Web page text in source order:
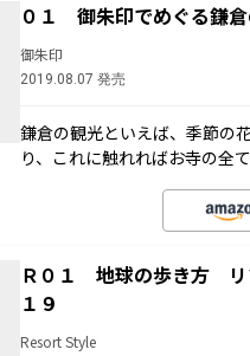
０１ 御朱印でめぐる鎌
御朱印
2019.08.07 発売
鎌倉の観光といえば、季節の
り、これに触れればお寺の全
Ｒ０１ 地球の歩き方 リ
１９
Resort Style